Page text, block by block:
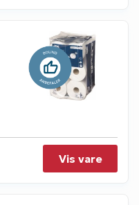
Vis vare